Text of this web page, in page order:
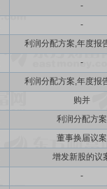
-
-
利润分配方案,年度报
-
利润分配方案,年度报
购并
利润分配方案
董事换届议案
增发新股的议
-